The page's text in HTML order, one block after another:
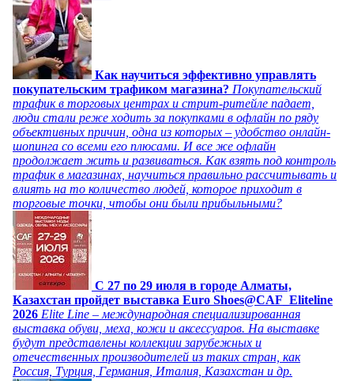
Как научиться эффективно управлять
покупательским трафиком магазина? Покупательский
трафик в торговых центрах и стрит-ритейле падает,
люди стали реже ходить за покупками в офлайн по ряду
объективных причин, одна из которых – удобство онлайн-
шопинга со всеми его плюсами. И все же офлайн
продолжает жить и развиваться. Как взять под контроль
трафик в магазинах, научиться правильно рассчитывать и
влиять на то количество людей, которое приходит в
торговые точки, чтобы они были прибыльными?
C 27 по 29 июля в городе Алматы,
Казахстан пройдет выставка Euro Shoes@CAF_Eliteline
2026 Elite Line – международная специализированная
выставка обуви, меха, кожи и аксессуаров. На выставке
будут представлены коллекции зарубежных и
отечественных производителей из таких стран, как
Россия, Турция, Германия, Италия, Казахстан и др.